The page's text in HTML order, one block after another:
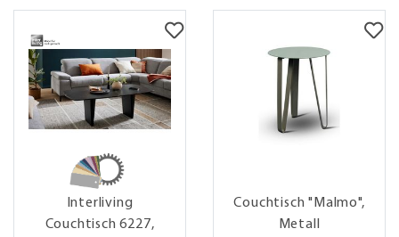
Interliving
Couchtisch 6227,
Couchtisch "Malmo",
Metall